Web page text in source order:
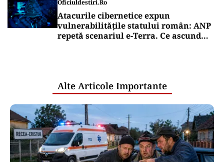
Oficiuldestiri.ro
Atacurile cibernetice expun
vulnerabilitățile statului român: ANP
repetă scenariul e‑Terra. Ce ascund
Alte Articole Importante